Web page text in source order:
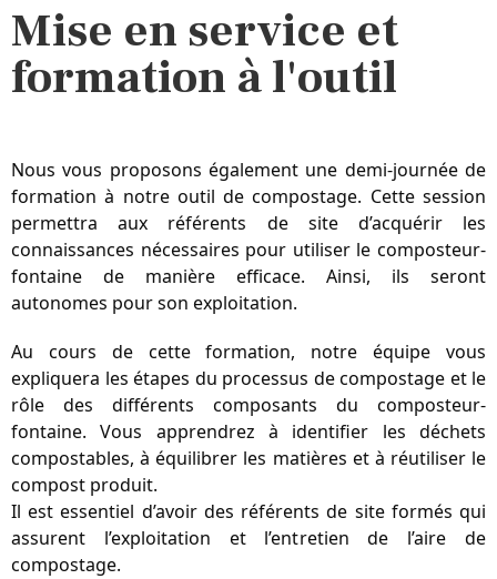
Mise en service et
formation à l'outil
Nous vous proposons également une demi-journée de
formation à notre outil de compostage. Cette session
permettra aux référents de site d’acquérir les
connaissances nécessaires pour utiliser le composteur-
fontaine de manière efficace. Ainsi, ils seront
autonomes pour son exploitation.
Au cours de cette formation, notre équipe vous
expliquera les étapes du processus de compostage et le
rôle des différents composants du composteur-
fontaine. Vous apprendrez à identifier les déchets
compostables, à équilibrer les matières et à réutiliser le
compost produit.
Il est essentiel d’avoir des référents de site formés qui
assurent l’exploitation et l’entretien de l’aire de
compostage.